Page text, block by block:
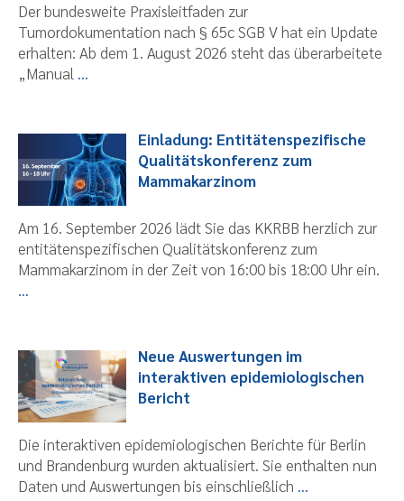
Der bundesweite Praxisleitfaden zur
Tumordokumentation nach § 65c SGB V hat ein Update
erhalten: Ab dem 1. August 2026 steht das überarbeitete
„Manual ...
Einladung: Entitätenspezifische
Qualitätskonferenz zum
Mammakarzinom
Am 16. September 2026 lädt Sie das KKRBB herzlich zur
entitätenspezifischen Qualitätskonferenz zum
Mammakarzinom in der Zeit von 16:00 bis 18:00 Uhr ein.
...
Neue Auswertungen im
interaktiven epidemiologischen
Bericht
Die interaktiven epidemiologischen Berichte für Berlin
und Brandenburg wurden aktualisiert. Sie enthalten nun
Daten und Auswertungen bis einschließlich ...